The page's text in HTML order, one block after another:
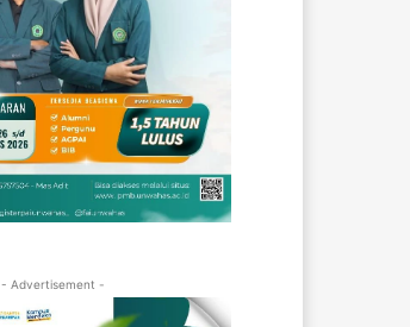
- Advertisement -